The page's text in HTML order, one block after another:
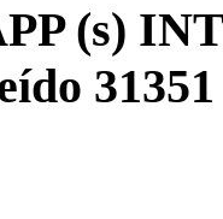
(s)
31351